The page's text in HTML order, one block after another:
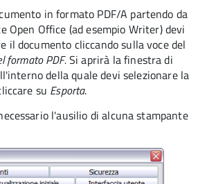
in formato PDF/A partendo da
Open Office (ad esempio Writer) devi
il documento cliccando sulla voce del
formato PDF.Si aprirà la finestra di
della quale devi selezionare la
su Esporta.
l'ausilio di alcuna stampante